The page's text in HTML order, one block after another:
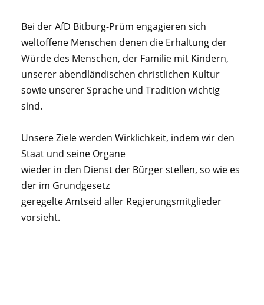
Bei der AfD Bitburg-Prüm engagieren sich
weltoffene Menschen denen die Erhaltung der
Würde des Menschen, der Familie mit Kindern,
unserer abendländischen christlichen Kultur
sowie unserer Sprache und Tradition wichtig
sind.
Unsere Ziele werden Wirklichkeit, indem wir den
Staat und seine Organe
wieder in den Dienst der Bürger stellen, so wie es
der im Grundgesetz
geregelte Amtseid aller Regierungsmitglieder
vorsieht.